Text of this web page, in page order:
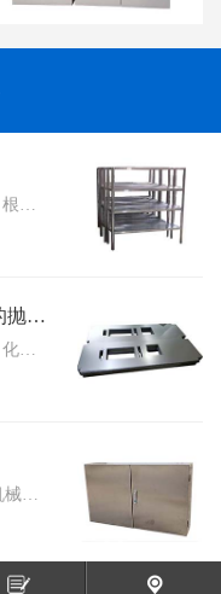
激光切割加工拼焊是在车身设计制造中，根据车身不同的设计和性能要求，将不同厚度、不同材质、不同或相同性...
威海不锈钢加工厂家：不锈钢常用的抛光方法
不锈钢常用的抛光方法有机械抛光、化学抛光、电化学抛光三种，这三种方法各有各的优缺点。...
在当今社会条件下，我们可以看到在机械制造中使用的技术不断在进步，特别是激...